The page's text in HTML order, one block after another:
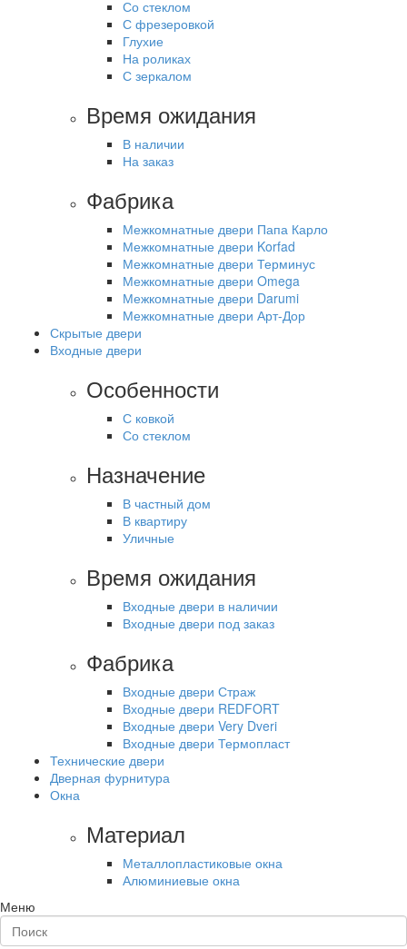
Со стеклом
С фрезеровкой
Глухие
На роликах
С зеркалом
Время ожидания
В наличии
На заказ
Фабрика
Межкомнатные двери Папа Карло
Межкомнатные двери Korfad
Межкомнатные двери Терминус
Межкомнатные двери Omega
Межкомнатные двери Darumi
Межкомнатные двери Арт-Дор
Скрытые двери
Входные двери
Особенности
С ковкой
Со стеклом
Назначение
В частный дом
В квартиру
Уличные
Время ожидания
Входные двери в наличии
Входные двери под заказ
Фабрика
Входные двери Страж
Входные двери REDFORT
Входные двери Very Dveri
Входные двери Термопласт
Технические двери
Дверная фурнитура
Окна
Материал
Металлопластиковые окна
Алюминиевые окна
Меню